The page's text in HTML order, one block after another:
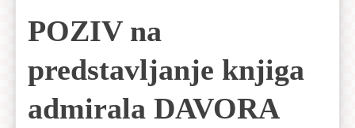
POZIV na
predstavljanje knjiga
admirala DAVORA